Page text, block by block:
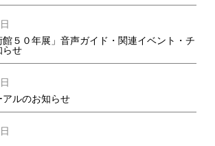
日
館５０年展」音声ガイド・関連イベント・チ
らせ
日
ルのお知らせ
日